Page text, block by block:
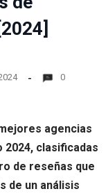
0
agencias
clasificadas
de reseñas que
de un análisis